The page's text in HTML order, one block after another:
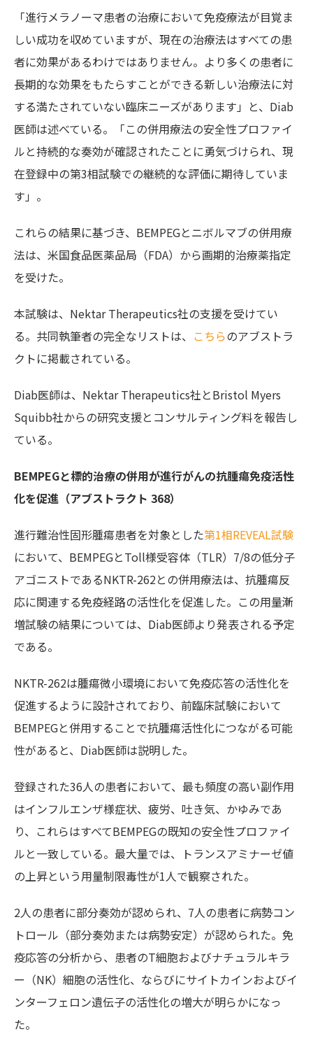
「進行メラノーマ患者の治療において免疫療法が目覚ま
しい成功を収めていますが、現在の治療法はすべての患
者に効果があるわけではありません。より多くの患者に
長期的な効果をもたらすことができる新しい治療法に対
する満たされていない臨床ニーズがあります」と、Diab
医師は述べている。「この併用療法の安全性プロファイ
ルと持続的な奏効が確認されたことに勇気づけられ、現
在登録中の第3相試験での継続的な評価に期待していま
す」。
これらの結果に基づき、BEMPEGとニボルマブの併用療
法は、米国食品医薬品局（FDA）から画期的治療薬指定
を受けた。
本試験は、Nektar Therapeutics社の支援を受けてい
る。共同執筆者の完全なリストは、 こちらのアブストラ
クトに掲載されている。
Diab医師は、Nektar Therapeutics社とBristol Myers
Squibb社からの研究支援とコンサルティング料を報告し
ている。
BEMPEGと標的治療の併用が進行がんの抗腫瘍免疫活性
化を促進（アブストラクト 368）
進行難治性固形腫瘍患者を対象とした第1相REVEAL試験
において、BEMPEGとToll様受容体（TLR）7/8の低分子
アゴニストであるNKTR-262との併用療法は、抗腫瘍反
応に関連する免疫経路の活性化を促進した。この用量漸
増試験の結果については、Diab医師より発表される予定
である。
NKTR-262は腫瘍微小環境において免疫応答の活性化を
促進するように設計されており、前臨床試験において
BEMPEGと併用することで抗腫瘍活性化につながる可能
性があると、Diab医師は説明した。
登録された36人の患者において、最も頻度の高い副作用
はインフルエンザ様症状、疲労、吐き気、かゆみであ
り、これらはすべてBEMPEGの既知の安全性プロファイ
ルと一致している。最大量では、トランスアミナーゼ値
の上昇という用量制限毒性が1人で観察された。
2人の患者に部分奏効が認められ、7人の患者に病勢コン
トロール（部分奏効または病勢安定）が認められた。免
疫応答の分析から、患者のT細胞およびナチュラルキラ
ー（NK）細胞の活性化、ならびにサイトカインおよびイ
ンターフェロン遺伝子の活性化の増大が明らかになっ
た。